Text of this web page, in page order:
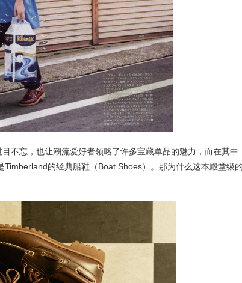
不忘，也让潮流爱好者领略了许多宝藏单品的魅力，而在其中
的经典船鞋（Boat Shoes）。那为什么这本殿堂级